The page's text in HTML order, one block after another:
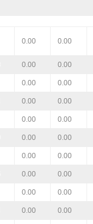
0.00 0.00
0.00 0.00
0.00 0.00
0.00 0.00
0.00 0.00
0.00 0.00
0.00 0.00
0.00 0.00
0.00 0.00
0.00 0.00